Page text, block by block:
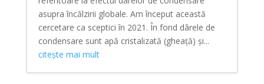
asupra încălzirii globale. Am început această
cercetare ca sceptici în 2021. În fond dârele de
condensare sunt apă cristalizată (gheață) și...
citește mai mult